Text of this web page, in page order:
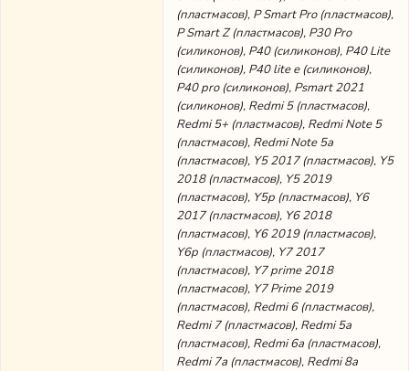
(пластмасов), P Smart Pro (пластмасов),
P Smart Z (пластмасов), P30 Pro
(силиконов), P40 (силиконов), P40 Lite
(силиконов), P40 lite е (силиконов),
P40 pro (силиконов), Psmart 2021
(силиконов), Redmi 5 (пластмасов),
Redmi 5+ (пластмасов), Redmi Note 5
(пластмасов), Redmi Note 5a
(пластмасов), Y5 2017 (пластмасов), Y5
2018 (пластмасов), Y5 2019
(пластмасов), Y5p (пластмасов), Y6
2017 (пластмасов), Y6 2018
(пластмасов), Y6 2019 (пластмасов),
Y6p (пластмасов), Y7 2017
(пластмасов), Y7 prime 2018
(пластмасов), Y7 Prime 2019
(пластмасов), Redmi 6 (пластмасов),
Redmi 7 (пластмасов), Redmi 5a
(пластмасов), Redmi 6a (пластмасов),
Redmi 7a (пластмасов), Redmi 8a